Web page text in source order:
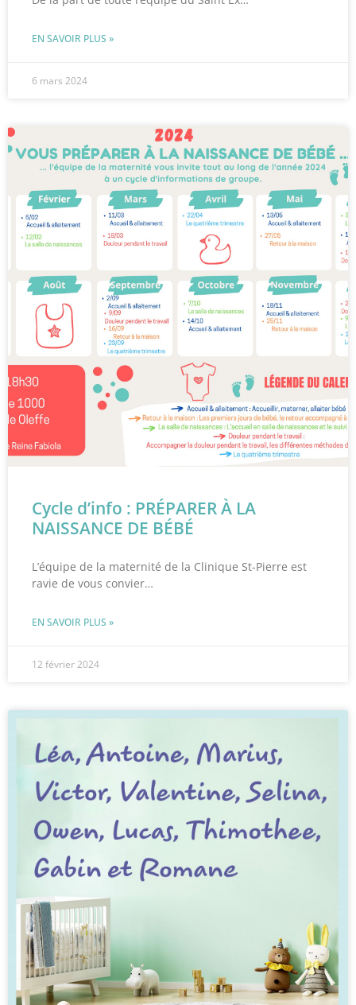
EN SAVOIR PLUS »
6 mars 2024
Cycle d’info : PRÉPARER À LA
NAISSANCE DE BÉBÉ
L’équipe de la maternité de la Clinique St-Pierre est
ravie de vous convier…
EN SAVOIR PLUS »
12 février 2024